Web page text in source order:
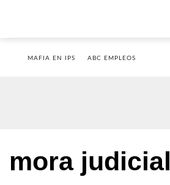
MAFIA EN IPS ABC EMPLEOS
mora judicial